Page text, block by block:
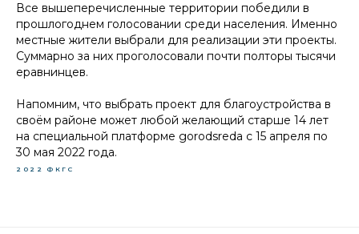
Все вышеперечисленные территории победили в
прошлогоднем голосовании среди населения. Именно
местные жители выбрали для реализации эти проекты.
Суммарно за них проголосовали почти полторы тысячи
еравнинцев.
Напомним, что выбрать проект для благоустройства в
своём районе может любой желающий старше 14 лет
на специальной платформе gorodsreda c 15 апреля по
30 мая 2022 года.
2022 ФКГС